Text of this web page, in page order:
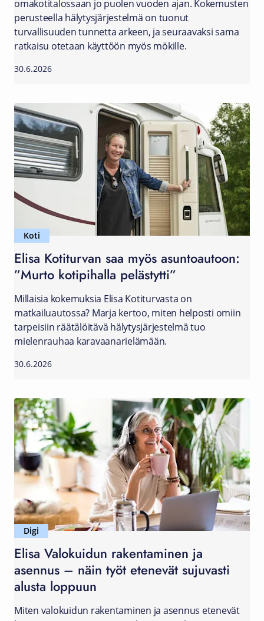
omakotitalossaan jo puolen vuoden ajan. Kokemusten
perusteella hälytysjärjestelmä on tuonut
turvallisuuden tunnetta arkeen, ja seuraavaksi sama
ratkaisu otetaan käyttöön myös mökille.
30.6.2026
Koti
Elisa Kotiturvan saa myös asuntoautoon:
”Murto kotipihalla pelästytti”
Millaisia kokemuksia Elisa Kotiturvasta on
matkailuautossa? Marja kertoo, miten helposti omiin
tarpeisiin räätälöitävä hälytysjärjestelmä tuo
mielenrauhaa karavaanarielämään.
30.6.2026
Digi
Elisa Valokuidun rakentaminen ja
asennus – näin työt etenevät sujuvasti
alusta loppuun
Miten valokuidun rakentaminen ja asennus etenevät